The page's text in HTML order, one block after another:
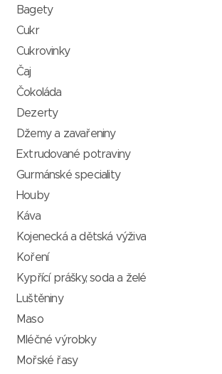
Bagety
Cukr
Cukrovinky
Čaj
Čokoláda
Dezerty
Džemy a zavařeniny
Extrudované potraviny
Gurmánské speciality
Houby
Káva
Kojenecká a dětská výživa
Koření
Kypřící prášky, soda a želé
Luštěniny
Maso
Mléčné výrobky
Mořské řasy